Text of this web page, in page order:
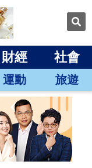
財經 社會
運動 旅遊